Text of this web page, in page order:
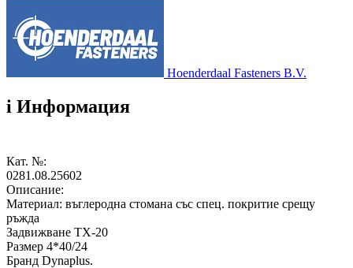
Hoenderdaal Fasteners B.V.
i Информация
Кат. №:
0281.08.25602
Описание:
Материал: въглеродна стомана със спец. покритие срещу
ръжда
Задвижване TX-20
Размер 4*40/24
Бранд Dynaplus.